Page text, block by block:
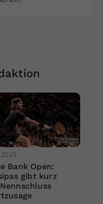
Bank Open:
gibt kurz